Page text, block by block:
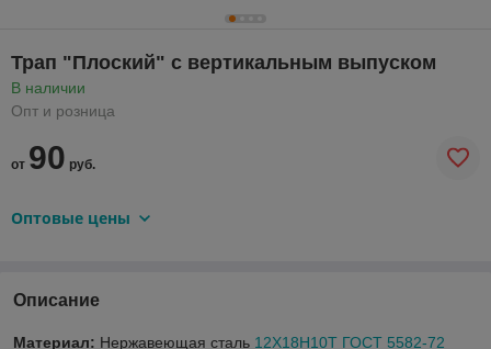
Трап "Плоский" с вертикальным выпуском
В наличии
Опт и розница
от 90 руб.
Оптовые цены
Описание
Материал: Нержавеющая сталь 12Х18Н10Т ГОСТ 5582-72